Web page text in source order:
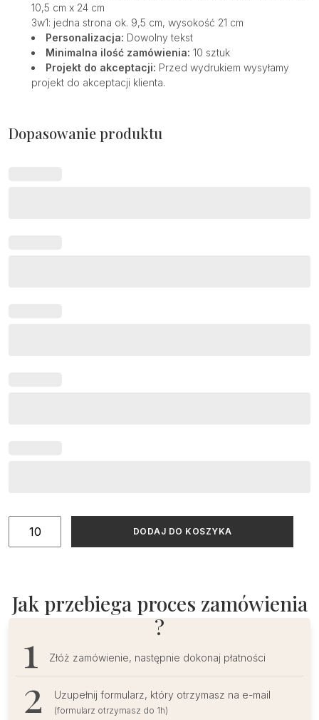
10,5 cm x 24 cm
3w1: jedna strona ok. 9,5 cm, wysokość 21 cm
Personalizacja: Dowolny tekst
Minimalna ilość zamówienia: 10 sztuk
Projekt do akceptacji: Przed wydrukiem wysyłamy
projekt do akceptacji klienta.
Dopasowanie produktu
ilość
otwierane
stojące
DODAJ DO KOSZYKA
Jak przebiega proces zamówienia
?
Złóż zamówienie, następnie dokonaj płatności
Uzupełnij formularz, który otrzymasz na e-mail
(formularz otrzymasz do 1h)